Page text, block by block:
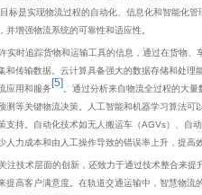
目标是实现物流过程的自动化、信息化和智能化
并增强物流系统的可靠性和适应性。
实时追踪货物和运输工具的信息，通过在货物、
和传输数据。云计算具备强大的数据存储和处
应用和服务
[5]
。通过分析来自物流全过程的大
测等关键物流决策。人工智能和机器学习算法
支持。自动化技术如无人搬运车（AGVs）、自
人力成本和由人工操作导致的错误率上升，提高
注技术层面的创新，还致力于通过技术整合来
提高客户满意度。在轨道交通运输中，智慧物